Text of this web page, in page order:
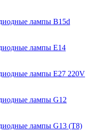
лампы B15d
лампы E14
лампы E27 220V
лампы G12
лампы G13 (T8)